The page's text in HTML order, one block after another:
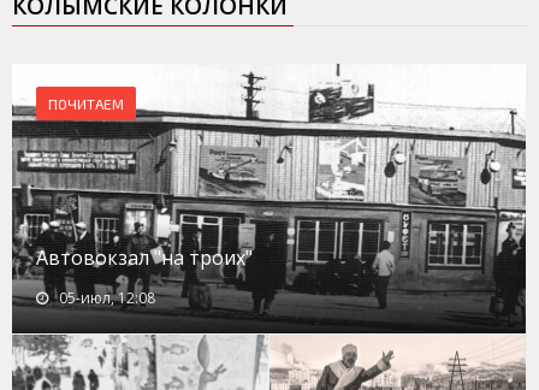
ПОЧИТАЕМ
Автовокзал "на троих"
05-июл, 12:08